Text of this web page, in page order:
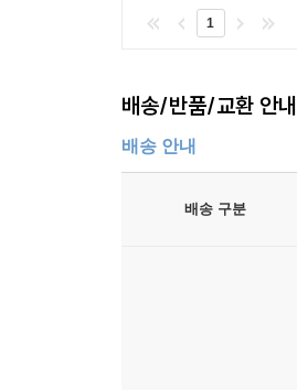
1
배송/반품/교환 안내
배송 안내
배송 구분